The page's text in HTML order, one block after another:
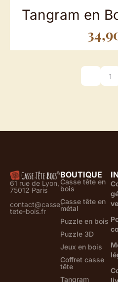
Tangram en
1
61 rue de Lyon,
75012 Paris
contact@casse-
tete-bois.fr
BOUTIQUE
Casse tête en
bois
Casse tête en
métal
Puzzle en bois
Puzzle 3D
Jeux en bois
Coffret casse
tête
Tangram